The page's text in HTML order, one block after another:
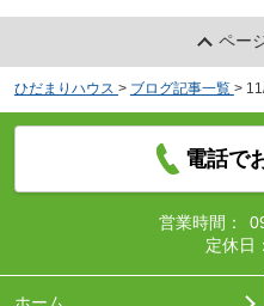
ペー
ひだまりハウス > ブログ記事一覧 >
電話で
営業時間：
定休日：
ホーム